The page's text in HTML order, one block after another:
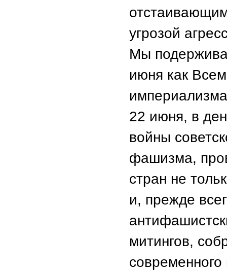
угрозой
Мы
июня как
22 июня, в
войны
фашизма,
стран не
и, прежде
митингов,